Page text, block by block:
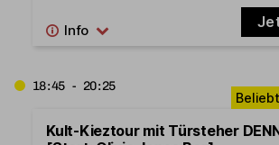
18:45 - 20:25
Kult-Kieztour mit Türsteher